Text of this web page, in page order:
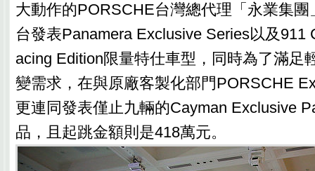
大動作的PORSCHE台灣總代理「永業集
台發表Panamera Exclusive Series以及911
acing Edition限量特仕車型，同時為了滿足
變需求，在與原廠客製化部門PORSCHE
更連同發表僅止九輛的Cayman Exclusive
品，且起跳金額則是418萬元。